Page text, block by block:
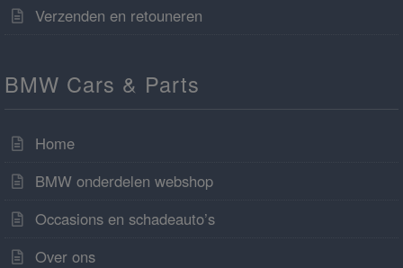
Verzenden en retouneren
BMW Cars & Parts
Home
BMW onderdelen webshop
Occasions en schadeauto’s
Over ons